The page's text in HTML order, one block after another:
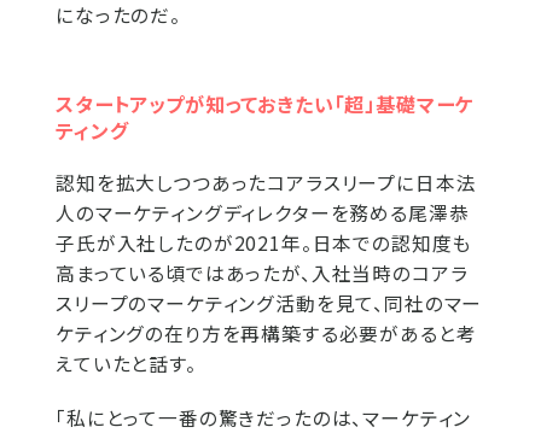
になったのだ。
スタートアップが知っておきたい「超」基礎マーケ
ティング
認知を拡大しつつあったコアラスリープに日本法
人のマーケティングディレクターを務める尾澤恭
子氏が入社したのが2021年。日本での認知度も
高まっている頃ではあったが、入社当時のコアラ
スリープのマーケティング活動を見て、同社のマー
ケティングの在り方を再構築する必要があると考
えていたと話す。
「私にとって一番の驚きだったのは、マーケティン